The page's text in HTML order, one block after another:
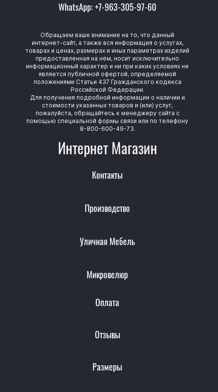
WhatsApp: +7-963-305-97-60
Обращаем ваше внимание на то, что данный
интернет-сайт, а также вся информация о услугах,
товарах и ценах, размерах и иных параметрах изделий
предоставленная на нём, носит исключительно
информационный характер и ни при каких условиях не
является публичной офертой, определяемой
положениями Статьи 437 Гражданского кодекса
Российской Федерации.
Для получения подробной информации о наличии и
стоимости указанных товаров и (или) услуг,
пожалуйста, обращайтесь к менеджеру сайта с
помощью специальной формы связи или по телефону
8-800-600-49-73.
Интернет Магазин
Контакты
Производство
Уличная Мебель
Микровелюр
Оплата
Отзывы
Размеры